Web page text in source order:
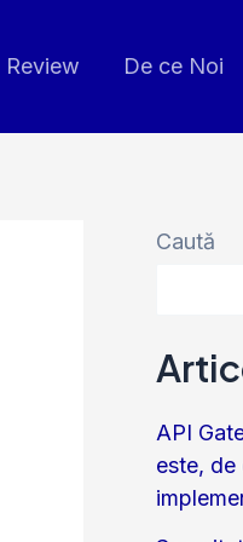
Review De ce Noi
Caută
API
este, de